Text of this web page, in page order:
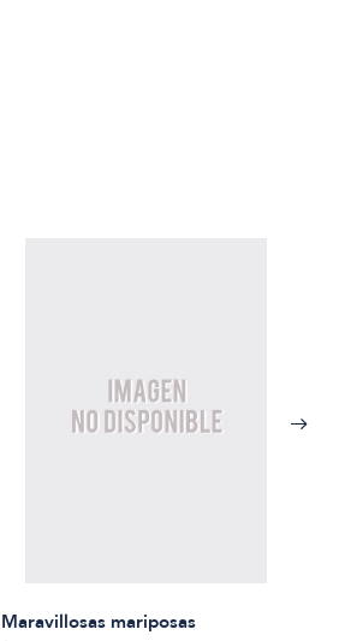
Maravillosas mariposas